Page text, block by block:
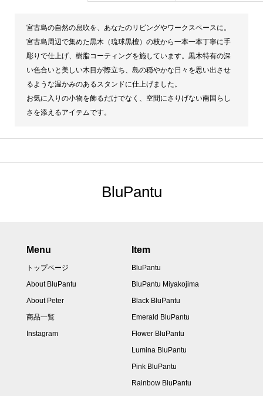
個
宮古島の自然の息吹を、あなたのリビングやワークスペースに。
宮古島周辺で集めた黒木（琉球黒檀）の枝から一本一本丁寧に手
彫りで仕上げ、樹脂コーティングを施しています。黒木特有の深
い色合いと美しい木目が際立ち、島の穏やかな日々を思い出させ
るような温かみのあるスタンドに仕上げました。
お気に入りの小物を飾るだけでなく、空間にさりげない南国らし
さを添えるアイテムです。
BluPantu
Menu
トップページ
About BluPantu
About Peter
商品一覧
Instagram
Item
BluPantu
BluPantu Miyakojima
Black BluPantu
Emerald BluPantu
Flower BluPantu
Lumina BluPantu
Pink BluPantu
Rainbow BluPantu